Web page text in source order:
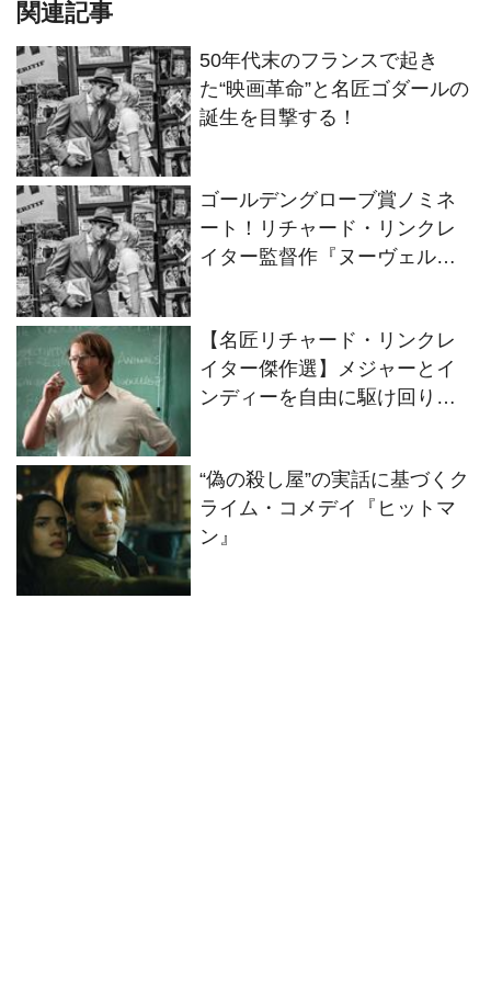
関連記事
50年代末のフランスで起き
た“映画革命”と名匠ゴダールの
誕生を目撃する！
ゴールデングローブ賞ノミネ
ート！リチャード・リンクレ
イター監督作『ヌーヴェルヴ
【名匠リチャード・リンクレ
イター傑作選】メジャーとイ
ンディーを自由に駆け回り、
“偽の殺し屋”の実話に基づくク
ライム・コメデイ『ヒットマ
ン』